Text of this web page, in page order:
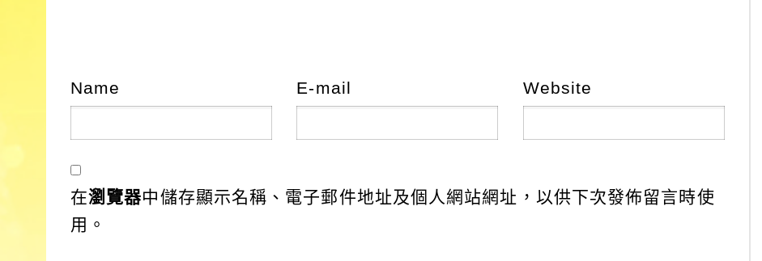
Name E-mail Website
在瀏覽器中儲存顯示名稱、電子郵件地址及個人網站網址，以供下次發佈留言時使
用。